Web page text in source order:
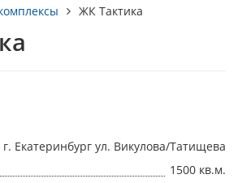
ЖК Тактика
г. Екатеринбург ул. Викулова/Татищева
1500 кв.м.